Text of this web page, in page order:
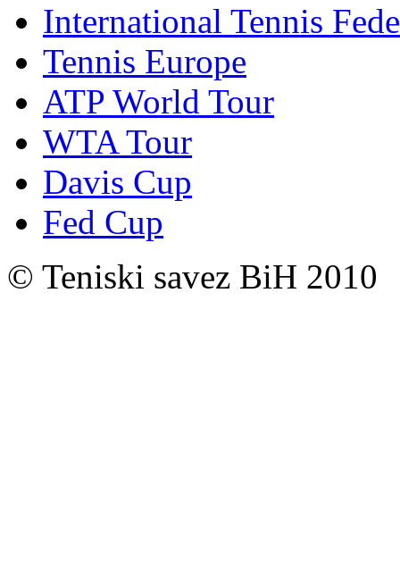
International Tennis
Tennis Europe
ATP World Tour
WTA Tour
Davis Cup
Fed Cup
© Teniski savez BiH 2010